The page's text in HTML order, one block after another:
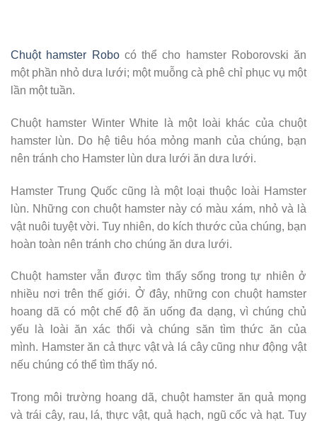
Chuột hamster Robocó thể cho hamster Roborovski ăn
một phần nhỏ dưa lưới; một muỗng cà phê chỉ phục vụ một
lần một tuần.
Chuột hamster Winter White là một loài khác của chuột
hamster lùn. Do hệ tiêu hóa mỏng manh của chúng, bạn
nên tránh cho Hamster lùn dưa lưới ăn dưa lưới.
Hamster Trung Quốc cũng là một loại thuộc loài Hamster
lùn. Những con chuột hamster này có màu xám, nhỏ và là
vật nuôi tuyệt vời. Tuy nhiên, do kích thước của chúng, bạn
hoàn toàn nên tránh cho chúng ăn dưa lưới.
Chuột hamster vẫn được tìm thấy sống trong tự nhiên ở
nhiều nơi trên thế giới. Ở đây, những con chuột hamster
hoang dã có một chế độ ăn uống đa dạng, vì chúng chủ
yếu là loài ăn xác thối và chúng săn tìm thức ăn của
mình. Hamster ăn cả thực vật và lá cây cũng như động vật
nếu chúng có thể tìm thấy nó.
Trong môi trường hoang dã, chuột hamster ăn quả mọng
và trái cây, rau, lá, thực vật, quả hạch, ngũ cốc và hạt. Tuy